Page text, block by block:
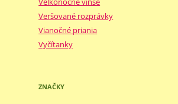
Veršované rozprávky
Vianočné priania
Vyčítanky
ZNAČKY